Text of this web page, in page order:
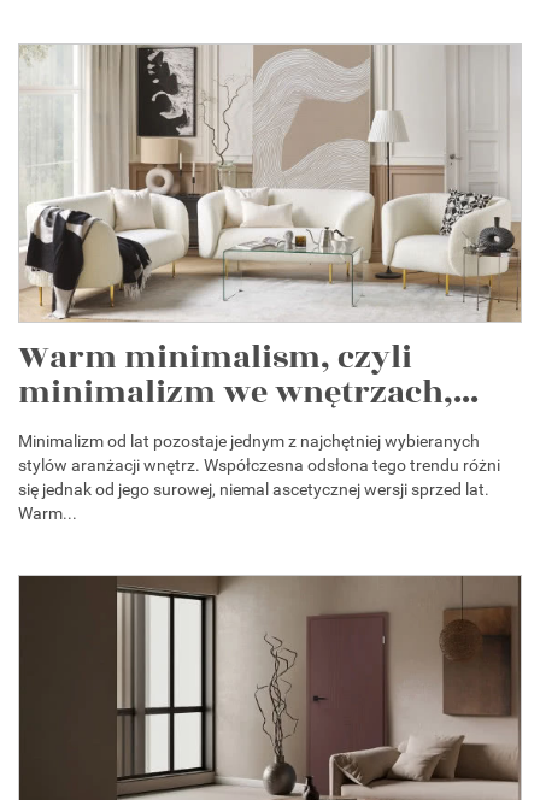
Warm minimalism, czyli
minimalizm we wnętrzach,...
Minimalizm od lat pozostaje jednym z najchętniej wybieranych
stylów aranżacji wnętrz. Współczesna odsłona tego trendu różni
się jednak od jego surowej, niemal ascetycznej wersji sprzed lat.
Warm...